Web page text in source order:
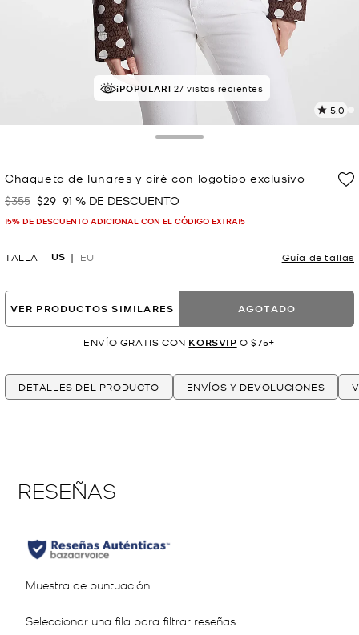
MEJOR VALORADO el 97% le da 5 estrellas
¡POPULAR! 27 vistas recientes
5.0
Chaqueta de lunares y ciré con logotipo exclusivo
Era
$355 Ahora
$29 91 % DE DESCUENTO
15% DE DESCUENTO ADICIONAL CON EL CÓDIGO EXTRA15
TALLA US EU Guía de tallas
VER PRODUCTOS SIMILARES AGOTADO
ENVÍO GRATIS CON KORSVIP O $75+
DETALLES DEL PRODUCTO ENVÍOS Y DEVOLUCIONES